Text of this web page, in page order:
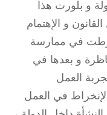
و بلورت هذا
و الإهتمام
في ممارسة
و بعدها في
العمل
في العمل